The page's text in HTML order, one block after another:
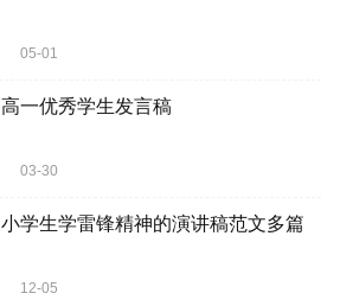
05-01
高一优秀学生发言稿
03-30
小学生学雷锋精神的演讲稿范文多篇
12-05